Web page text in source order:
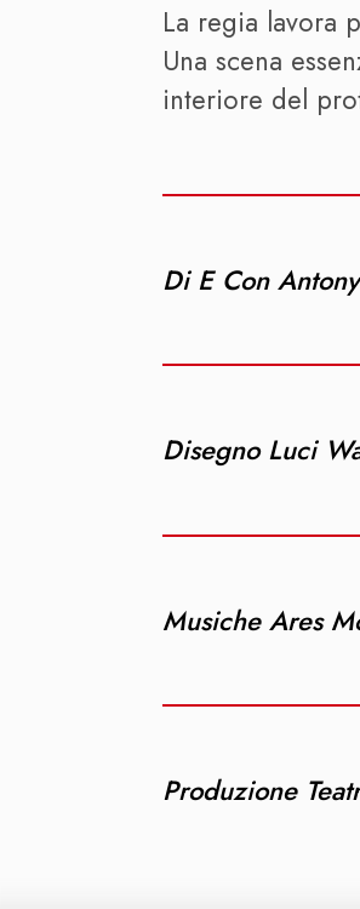
La regia lavora
Una scena
interiore del
Di E Con
Disegno Luci
Musiche Ares
Produzione